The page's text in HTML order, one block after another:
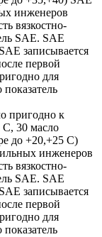
инженеров
вязкостно-
SAE. SAE
записывается
первой
для
пригодно к
С, 30 масло
до +20,+25 С)
инженеров
вязкостно-
SAE. SAE
записывается
первой
для